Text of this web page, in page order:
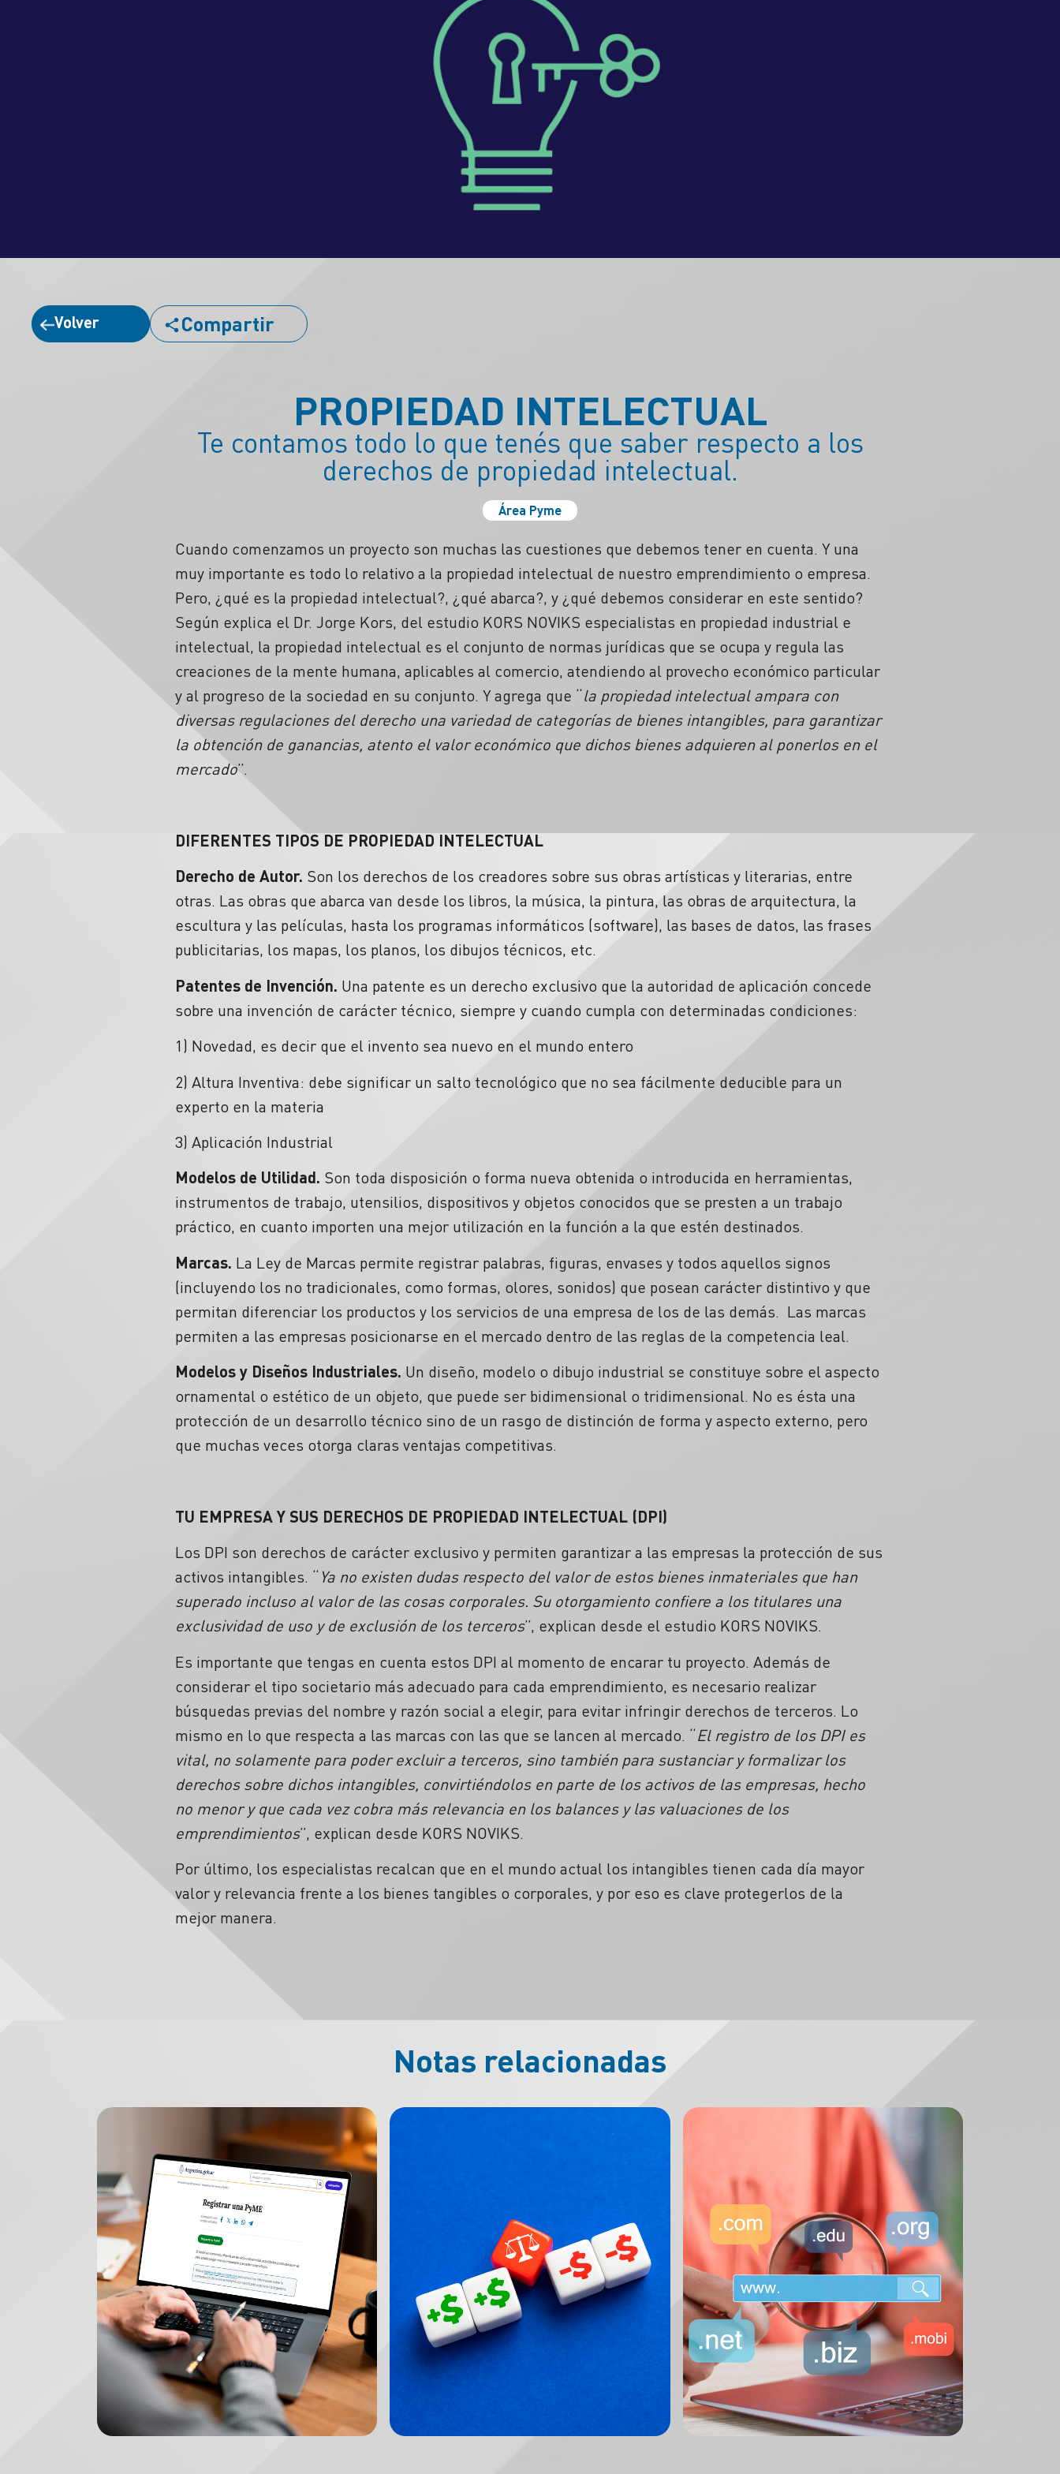
Volver Compartir
PROPIEDAD INTELECTUAL
Te contamos todo lo que tenés que saber respecto a los
derechos de propiedad intelectual.
Área Pyme
Cuando comenzamos un proyecto son muchas las cuestiones que debemos tener en cuenta. Y una
muy importante es todo lo relativo a la propiedad intelectual de nuestro emprendimiento o empresa.
Pero, ¿qué es la propiedad intelectual?, ¿qué abarca?, y ¿qué debemos considerar en este sentido?
Según explica el Dr. Jorge Kors, del estudio KORS NOVIKS especialistas en propiedad industrial e
intelectual, la propiedad intelectual es el conjunto de normas jurídicas que se ocupa y regula las
creaciones de la mente humana, aplicables al comercio, atendiendo al provecho económico particular
y al progreso de la sociedad en su conjunto. Y agrega que “la propiedad intelectual ampara con
diversas regulaciones del derecho una variedad de categorías de bienes intangibles, para garantizar
la obtención de ganancias, atento el valor económico que dichos bienes adquieren al ponerlos en el
mercado”.
DIFERENTES TIPOS DE PROPIEDAD INTELECTUAL
Derecho de Autor. Son los derechos de los creadores sobre sus obras artísticas y literarias, entre
otras. Las obras que abarca van desde los libros, la música, la pintura, las obras de arquitectura, la
escultura y las películas, hasta los programas informáticos (software), las bases de datos, las frases
publicitarias, los mapas, los planos, los dibujos técnicos, etc.
Patentes de Invención. Una patente es un derecho exclusivo que la autoridad de aplicación concede
sobre una invención de carácter técnico, siempre y cuando cumpla con determinadas condiciones:
1) Novedad, es decir que el invento sea nuevo en el mundo entero
2) Altura Inventiva: debe significar un salto tecnológico que no sea fácilmente deducible para un
experto en la materia
3) Aplicación Industrial
Modelos de Utilidad. Son toda disposición o forma nueva obtenida o introducida en herramientas,
instrumentos de trabajo, utensilios, dispositivos y objetos conocidos que se presten a un trabajo
práctico, en cuanto importen una mejor utilización en la función a la que estén destinados.
Marcas. La Ley de Marcas permite registrar palabras, figuras, envases y todos aquellos signos
(incluyendo los no tradicionales, como formas, olores, sonidos) que posean carácter distintivo y que
permitan diferenciar los productos y los servicios de una empresa de los de las demás. Las marcas
permiten a las empresas posicionarse en el mercado dentro de las reglas de la competencia leal.
Modelos y Diseños Industriales. Un diseño, modelo o dibujo industrial se constituye sobre el aspecto
ornamental o estético de un objeto, que puede ser bidimensional o tridimensional. No es ésta una
protección de un desarrollo técnico sino de un rasgo de distinción de forma y aspecto externo, pero
que muchas veces otorga claras ventajas competitivas.
TU EMPRESA Y SUS DERECHOS DE PROPIEDAD INTELECTUAL (DPI)
Los DPI son derechos de carácter exclusivo y permiten garantizar a las empresas la protección de sus
activos intangibles. “ Ya no existen dudas respecto del valor de estos bienes inmateriales que han
superado incluso al valor de las cosas corporales. Su otorgamiento confiere a los titulares una
exclusividad de uso y de exclusión de los terceros”, explican desde el estudio KORS NOVIKS.
Es importante que tengas en cuenta estos DPI al momento de encarar tu proyecto. Además de
considerar el tipo societario más adecuado para cada emprendimiento, es necesario realizar
búsquedas previas del nombre y razón social a elegir, para evitar infringir derechos de terceros. Lo
mismo en lo que respecta a las marcas con las que se lancen al mercado. “El registro de los DPI es
vital, no solamente para poder excluir a terceros, sino también para sustanciar y formalizar los
derechos sobre dichos intangibles, convirtiéndolos en parte de los activos de las empresas, hecho
no menor y que cada vez cobra más relevancia en los balances y las valuaciones de los
emprendimientos”, explican desde KORS NOVIKS.
Por último, los especialistas recalcan que en el mundo actual los intangibles tienen cada día mayor
valor y relevancia frente a los bienes tangibles o corporales, y por eso es clave protegerlos de la
mejor manera.
Notas relacionadas